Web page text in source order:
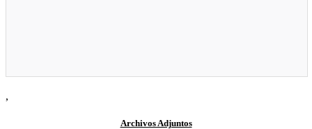
,
Archivos Adjuntos